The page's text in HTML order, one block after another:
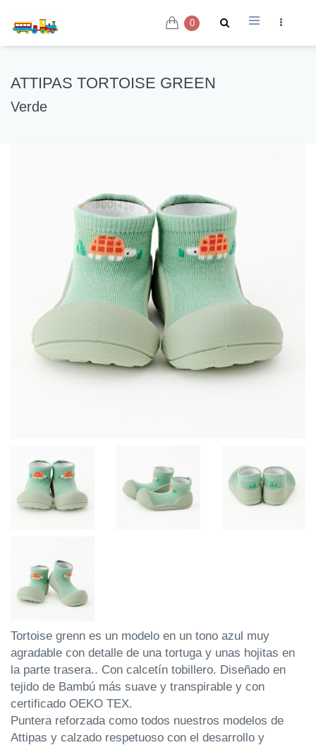
0
ATTIPAS TORTOISE GREEN
Verde
Tortoise grenn es un modelo en un tono azul muy
agradable con detalle de una tortuga y unas hojitas en
la parte trasera.. Con calcetín tobillero. Diseñado en
tejido de Bambú más suave y transpirable y con
certificado OEKO TEX.
Puntera reforzada como todos nuestros modelos de
Attipas y calzado respetuoso con el desarrollo y